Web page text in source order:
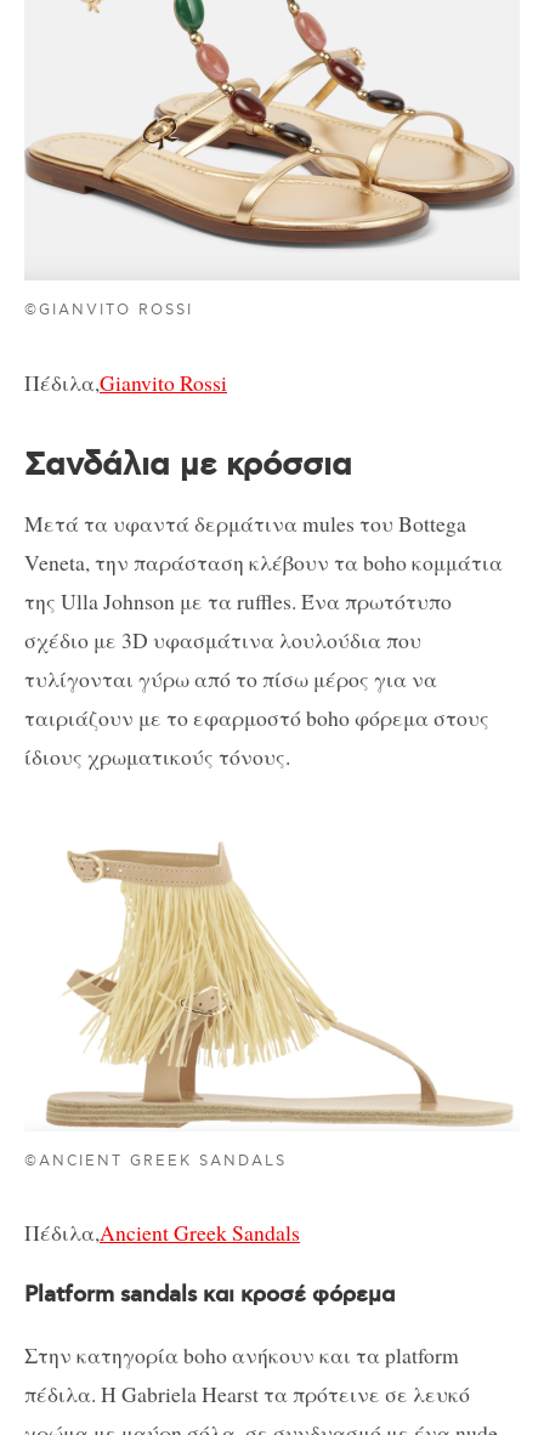
©GIANVITO ROSSI
Πέδιλα,Gianvito Rossi
Σανδάλια με κρόσσια
Μετά τα υφαντά δερμάτινα mules του Bottega
Veneta, την παράσταση κλέβουν τα boho κομμάτια
της Ulla Johnson με τα ruffles. Ένα πρωτότυπο
σχέδιο με 3D υφασμάτινα λουλούδια που
τυλίγονται γύρω από το πίσω μέρος για να
ταιριάζουν με το εφαρμοστό boho φόρεμα στους
ίδιους χρωματικούς τόνους.
©ANCIENT GREEK SANDALS
Πέδιλα,Ancient Greek Sandals
Platform sandals και κροσέ φόρεμα
Στην κατηγορία boho ανήκουν και τα platform
πέδιλα. Η Gabriela Hearst τα πρότεινε σε λευκό